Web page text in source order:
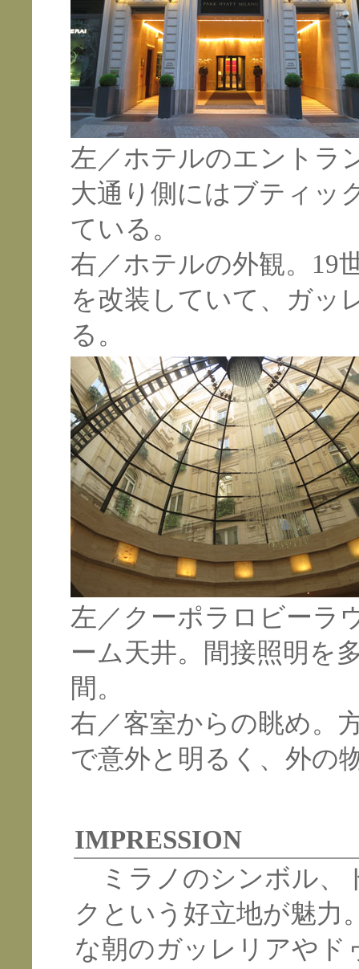
左／ホテルのエントラ
大通り側にはブティッ
ている。
右／ホテルの外観。19
を改装していて、ガッ
る。
左／クーポラロビーラ
ーム天井。間接照明を
間。
右／客室からの眺め。
で意外と明るく、外の
IMPRESSION
ミラノのシンボル、
クという好立地が魅力
な朝のガッレリアやド